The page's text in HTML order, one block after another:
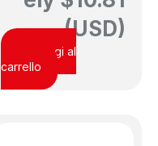
(USD)
Aggiungi al
carrello